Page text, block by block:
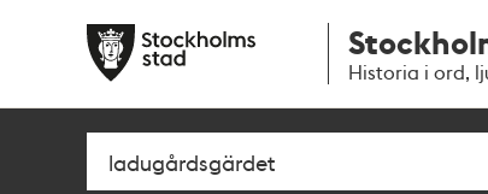
navigationen
huvudinnehållet
Historia i ord,
SökFritextsök